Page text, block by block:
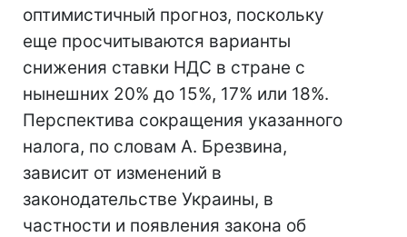
оптимистичный прогноз, поскольку
еще просчитываются варианты
снижения ставки НДС в стране с
нынешних 20% до 15%, 17% или 18%.
Перспектива сокращения указанного
налога, по словам А. Брезвина,
зависит от изменений в
законодательстве Украины, в
частности и появления закона об